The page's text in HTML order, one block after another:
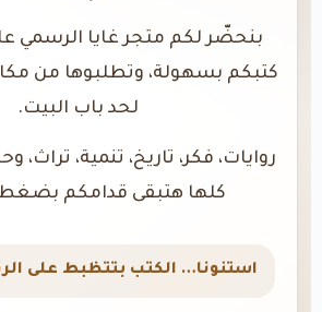
بنحضّر لكم متجر غايا الرسمي
كتبكم بسهولة، وتطلبوها من
لحد باب البيت.
روايات، فكر، تاريخ، تنمية، تراث،
كلها هتبقى قدامكم
استنونا… الكتب بتتظبط على